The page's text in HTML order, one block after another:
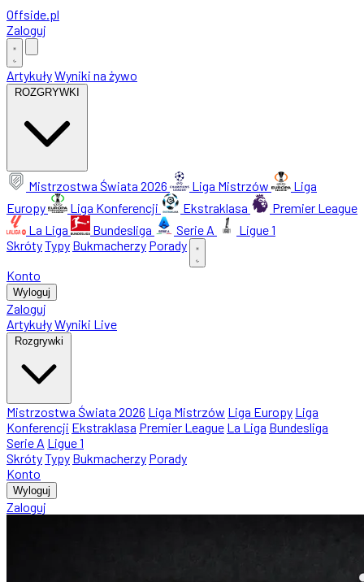
Offside.pl
Zaloguj
ArtykułyWyniki na żywo
ROZGRYWKI
Mistrzostwa Świata 2026 Liga Mistrzów
Liga
Europy
Liga Konferencji Ekstraklasa
Premier League
La Liga
Bundesliga Serie A
Ligue 1
SkrótyTypy Bukmacherzy Porady
Konto
Wyloguj
Zaloguj
ArtykułyWyniki Live
Rozgrywki
Mistrzostwa Świata 2026 Liga Mistrzów Liga Europy Liga
Konferencji Ekstraklasa Premier League La Liga Bundesliga
Serie A Ligue 1
SkrótyTypy Bukmacherzy Porady
Konto
Wyloguj
Zaloguj